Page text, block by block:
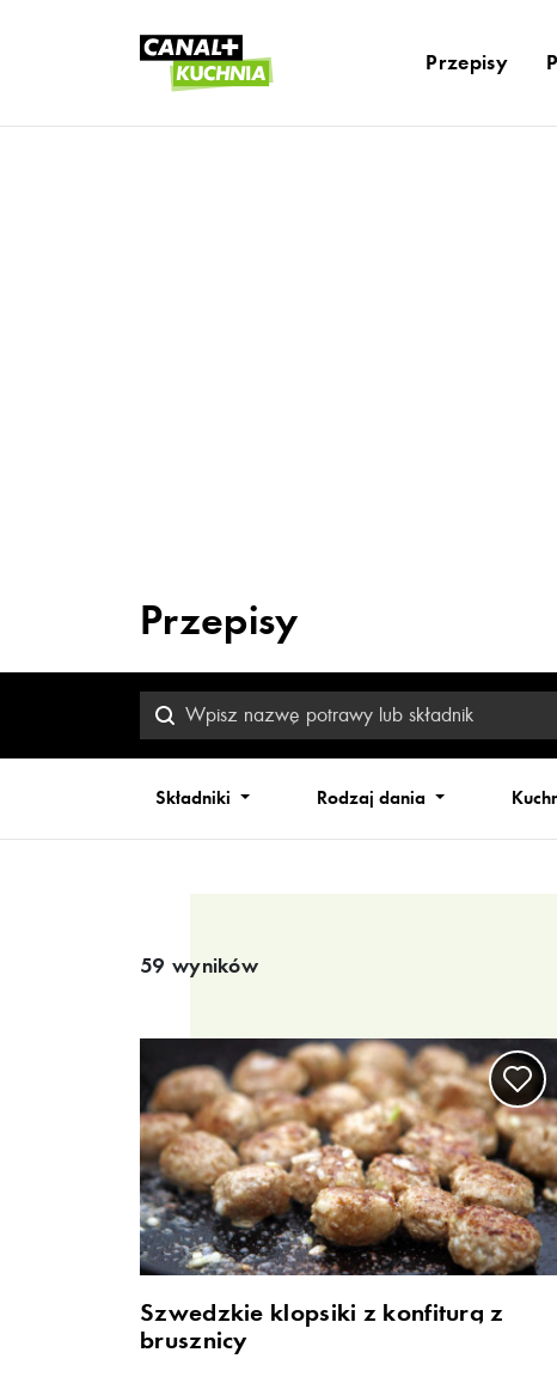
Przepisy
Przepisy
Składniki Rodzaj dania
59 wyników
Wyniki wyszukiwania
Szwedzkie klopsiki z konfiturą z
brusznicy